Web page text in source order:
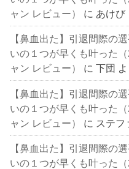
ャン レビュー）
に あけび
【鼻血出た】引退間際の
いの１つが早くも叶った
ャン レビュー）
に下団 よ
【鼻血出た】引退間際の
いの１つが早くも叶った
ャン レビュー）
に ステフ
【鼻血出た】引退間際の
いの１つが早くも叶った